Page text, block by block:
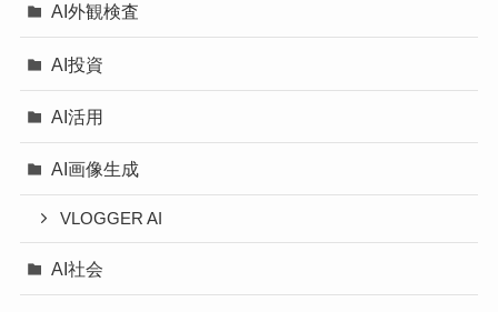
AI外観検査
AI投資
AI活用
AI画像生成
VLOGGER AI
AI社会